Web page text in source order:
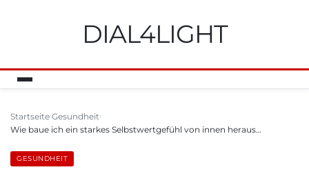
DIAL4LIGHT
Startseite Gesundheit
Wie baue ich ein starkes Selbstwertgefühl von innen heraus…
GESUNDHEIT